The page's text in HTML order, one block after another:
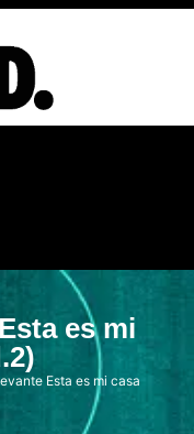
es mi
Esta es mi casa